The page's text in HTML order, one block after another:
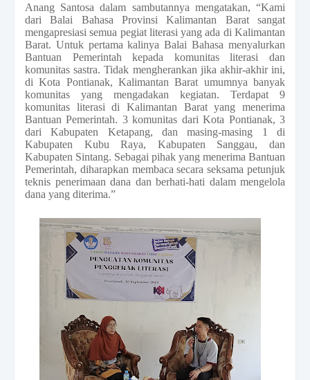
Anang Santosa dalam sambutannya mengatakan, “Kami
dari Balai Bahasa Provinsi Kalimantan Barat sangat
mengapresiasi semua pegiat literasi yang ada di Kalimantan
Barat. Untuk pertama kalinya Balai Bahasa menyalurkan
Bantuan Pemerintah kepada komunitas literasi dan
komunitas sastra. Tidak mengherankan jika akhir-akhir ini,
di Kota Pontianak, Kalimantan Barat umumnya banyak
komunitas yang mengadakan kegiatan. Terdapat 9
komunitas literasi di Kalimantan Barat yang menerima
Bantuan Pemerintah. 3 komunitas dari Kota Pontianak, 3
dari Kabupaten Ketapang, dan masing-masing 1 di
Kabupaten Kubu Raya, Kabupaten Sanggau, dan
Kabupaten Sintang. Sebagai pihak yang menerima Bantuan
Pemerintah, diharapkan membaca secara seksama petunjuk
teknis penerimaan dana dan berhati-hati dalam mengelola
dana yang diterima.”